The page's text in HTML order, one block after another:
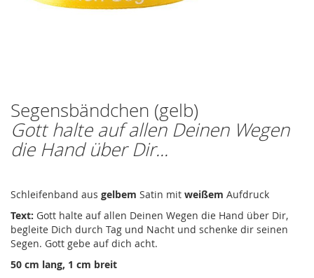
Segensbändchen (gelb)
Gott halte auf allen Deinen Wegen
die Hand über Dir...
Schleifenband aus gelbem Satin mit weißem Aufdruck
Text: Gott halte auf allen Deinen Wegen die Hand über Dir,
begleite Dich durch Tag und Nacht und schenke dir seinen
Segen. Gott gebe auf dich acht.
50 cm lang, 1 cm breit
Zum
Anfang
der
Bildergalerie